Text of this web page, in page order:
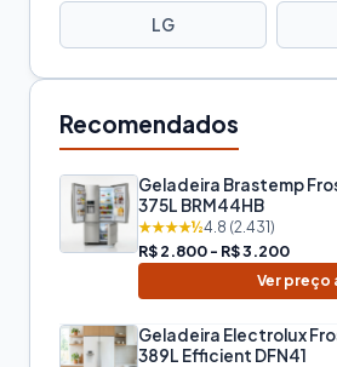
LG
Recomendados
Geladeira Brastemp
375L BRM44HB
★★★★½4.8 (2.431)
R$ 2.800 - R$ 3.200
Ver preço
Geladeira Electrolux
389L Efficient DFN41